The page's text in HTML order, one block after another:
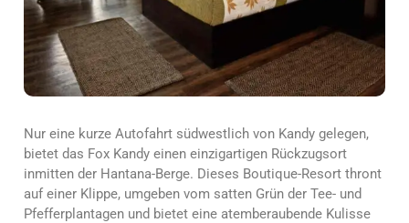
Nur eine kurze Autofahrt südwestlich von Kandy gelegen,
bietet das Fox Kandy einen einzigartigen Rückzugsort
inmitten der Hantana-Berge. Dieses Boutique-Resort thront
auf einer Klippe, umgeben vom satten Grün der Tee- und
Pfefferplantagen und bietet eine atemberaubende Kulisse